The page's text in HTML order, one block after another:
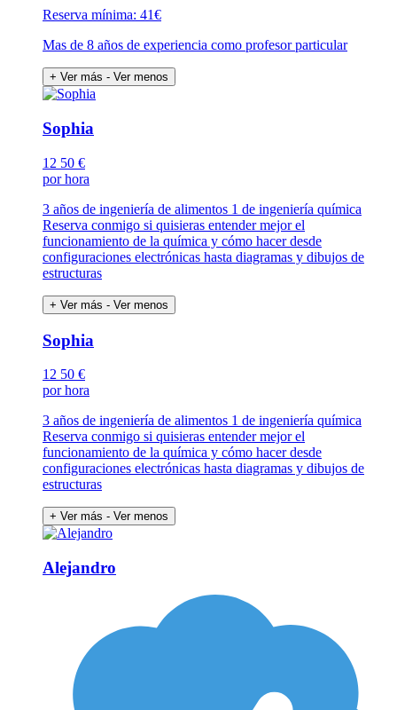
Reserva mínima: 41€
Mas de 8 años de experiencia como profesor particular
+ Ver más - Ver menos
Sophia
12 50 €
por hora
3 años de ingeniería de alimentos 1 de ingeniería química
Reserva conmigo si quisieras entender mejor el
funcionamiento de la química y cómo hacer desde
configuraciones electrónicas hasta diagramas y dibujos de
estructuras
+ Ver más - Ver menos
Sophia
12 50 €
por hora
3 años de ingeniería de alimentos 1 de ingeniería química
Reserva conmigo si quisieras entender mejor el
funcionamiento de la química y cómo hacer desde
configuraciones electrónicas hasta diagramas y dibujos de
estructuras
+ Ver más - Ver menos
Alejandro